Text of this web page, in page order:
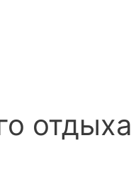
отдыха